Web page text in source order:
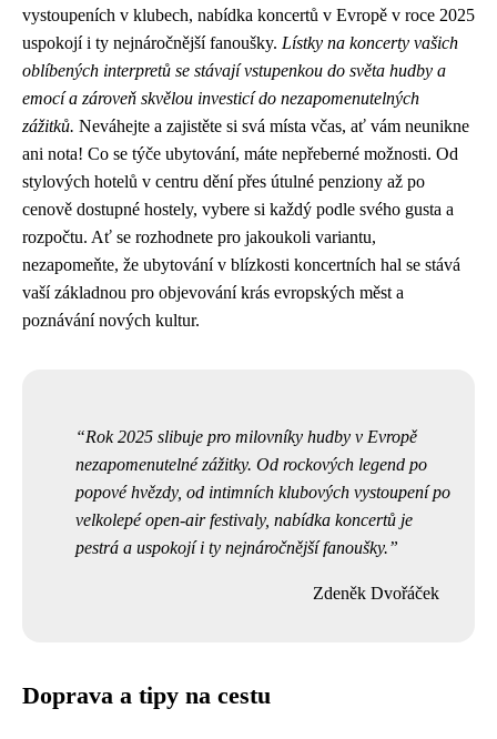
vystoupeních v klubech, nabídka koncertů v Evropě v roce 2025
uspokojí i ty nejnáročnější fanoušky. Lístky na koncerty vašich
oblíbených interpretů se stávají vstupenkou do světa hudby a
emocí a zároveň skvělou investicí do nezapomenutelných
zážitků. Neváhejte a zajistěte si svá místa včas, ať vám neunikne
ani nota! Co se týče ubytování, máte nepřeberné možnosti. Od
stylových hotelů v centru dění přes útulné penziony až po
cenově dostupné hostely, vybere si každý podle svého gusta a
rozpočtu. Ať se rozhodnete pro jakoukoli variantu,
nezapomeňte, že ubytování v blízkosti koncertních hal se stává
vaší základnou pro objevování krás evropských měst a
poznávání nových kultur.
Rok 2025 slibuje pro milovníky hudby v Evropě
nezapomenutelné zážitky. Od rockových legend po
popové hvězdy, od intimních klubových vystoupení po
velkolepé open-air festivaly, nabídka koncertů je
pestrá a uspokojí i ty nejnáročnější fanoušky.
Zdeněk Dvořáček
Doprava a tipy na cestu